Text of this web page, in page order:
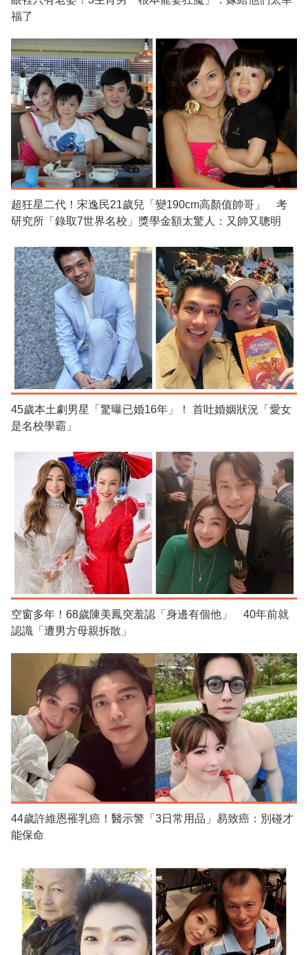
福了
超狂星二代！宋逸民21歲兒「變190cm高顏值帥哥」 考
研究所「錄取7世界名校」獎學金額太驚人：又帥又聰明
45歲本土劇男星「驚曝已婚16年」！ 首吐婚姻狀況「愛女
是名校學霸」
空窗多年！68歲陳美鳳突羞認「身邊有個他」 40年前就
認識「遭男方母親拆散」
44歲許維恩罹乳癌！醫示警「3日常用品」易致癌：別碰才
能保命